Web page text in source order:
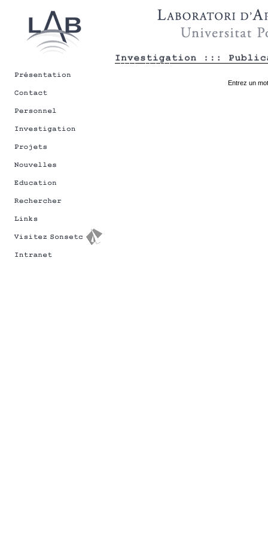
Entrez un